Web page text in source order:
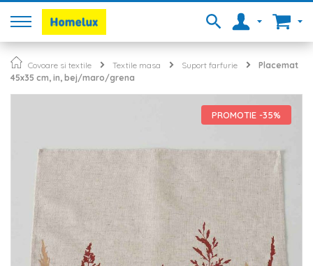
Covoare si textile Textile masa Suport farfurie
Placemat
45x35 cm, in, bej/maro/grena
gallery
PROMOTIE -35%